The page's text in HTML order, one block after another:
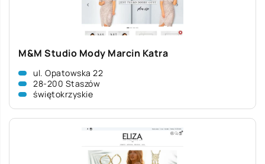
M&M Studio Mody Marcin Katra
ul. Opatowska 22
28-200 Staszów
świętokrzyskie